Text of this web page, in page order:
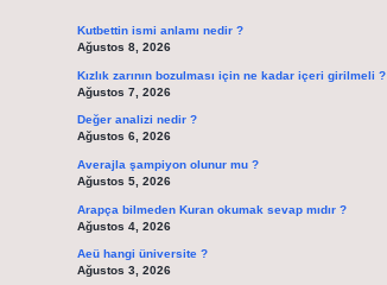
Kutbettin ismi anlamı nedir ?
Ağustos 8, 2026
Kızlık zarının bozulması için ne kadar içeri girilmeli ?
Ağustos 7, 2026
Değer analizi nedir ?
Ağustos 6, 2026
Averajla şampiyon olunur mu ?
Ağustos 5, 2026
Arapça bilmeden Kuran okumak sevap mıdır ?
Ağustos 4, 2026
Aeü hangi üniversite ?
Ağustos 3, 2026